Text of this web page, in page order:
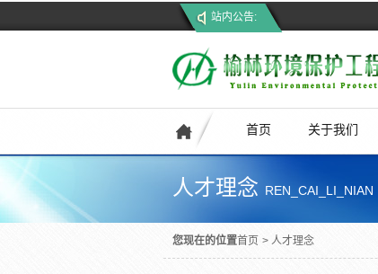
站内公告:
首页 关于我们
人才理念 REN_CAI_LI_NIAN
您现在的位置首页 > 人才理念